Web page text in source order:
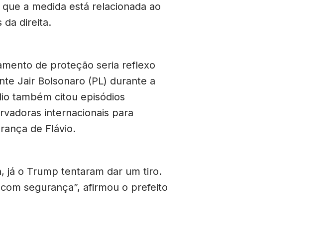
a medida está relacionada ao
da direita.
de proteção seria reflexo
Jair Bolsonaro (PL) durante a
também citou episódios
internacionais para
de Flávio.
já o Trump tentaram dar um tiro.
segurança”, afirmou o prefeito